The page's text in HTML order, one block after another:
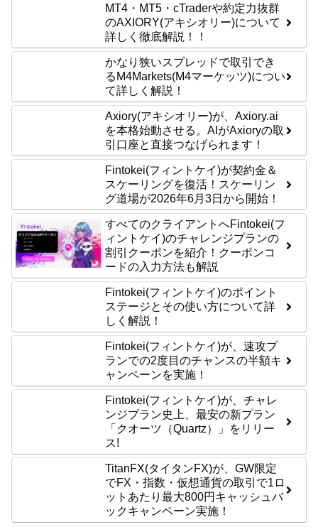
MT4・MT5・cTraderや約定力抜群
のAXIORY(アキシオリー)について
詳しく徹底解説！！
かなり狭いスプレッドで取引でき
るM4Markets(M4マーケッツ)につい
て詳しく解説！
Axiory(アキシオリー)が、Axiory.ai
を本格始動させる。AIがAxioryの取
引口座と直接つなげられます！
Fintokei(フィントケイ)が契約金＆
スケーリングを復活！スケーリン
グ道場が2026年6月3日から開始！
すべてのクライアントへFintokei(フ
ィントケイ)のチャレンジプランの
割引クーポンを紹介！クーポンコ
ードの入力方法も解説
Fintokei(フィントケイ)のポイント
ステージとその使い方について詳
しく解説！
Fintokei(フィントケイ)が、速攻プ
ランでの2度目のチャンスの半額キ
ャンペーンを実施！
Fintokei(フィントケイ)が、チャレ
ンジプラン史上、最安の新プラン
「クオーツ（Quartz）」をリリー
ス!
TitanFX(タイタンFX)が、GW限定
でFX・指数・仮想通貨の取引で1ロ
ットあたり最大800円キャッシュバ
ックキャンペーン実施！